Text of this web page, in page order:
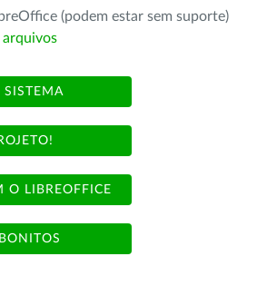
(podem estar sem suporte)
arquivos
SISTEMA
O LIBREOFFICE